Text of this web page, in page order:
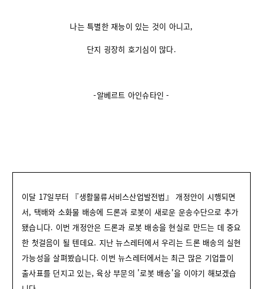
나는 특별한 재능이 있는 것이 아니고,
단지 굉장히 호기심이 많다.
-알베르트 아인슈타인 -
이달 17일부터 『생활물류서비스산업발전법』 개정안이 시행되면
서, 택배와 소화물 배송에 드론과 로봇이 새로운 운송수단으로 추가
됐습니다. 이번 개정안은 드론과 로봇 배송을 현실로 만드는 데 중요
한 첫걸음이 될 텐데요. 지난 뉴스레터에서 우리는 드론 배송의 실현
가능성을 살펴봤습니다. 이번 뉴스레터에서는 최근 많은 기업들이
출사표를 던지고 있는, 육상 부문의 '로봇 배송'을 이야기 해보겠습